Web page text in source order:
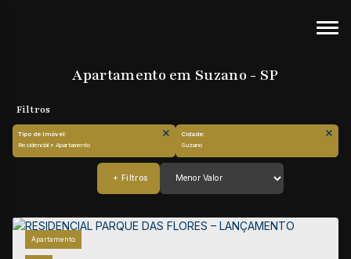
Apartamento em Suzano - SP
Tipo de Imóvel:
Residencial » Apartamento
Cidade:
Suzano
Apartamento